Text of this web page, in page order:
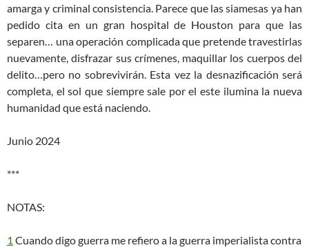
amarga y criminal consistencia. Parece que las siamesas ya han
pedido cita en un gran hospital de Houston para que las
separen… una operación complicada que pretende travestirlas
nuevamente, disfrazar sus crímenes, maquillar los cuerpos del
delito…pero no sobrevivirán. Esta vez la desnazificación será
completa, el sol que siempre sale por el este ilumina la nueva
humanidad que está naciendo.
Junio 2024
***
NOTAS:
1 Cuando digo guerra me refiero a la guerra imperialista contra